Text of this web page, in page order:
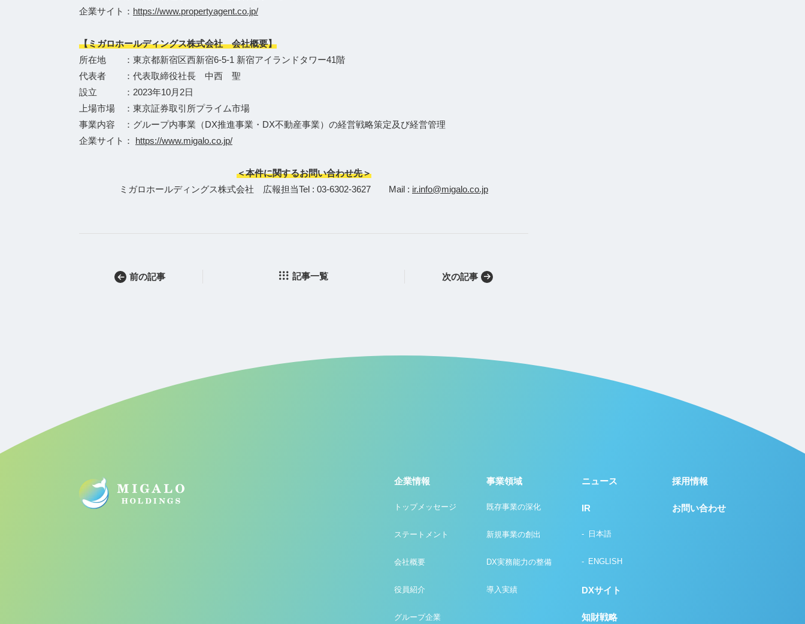
企業サイト： https://www.propertyagent.co.jp/
【ミガロホールディングス株式会社 会社概要】
所在地 ：東京都新宿区西新宿6-5-1 新宿アイランドタワー41階
代表者 ：代表取締役社長 中西 聖
設立 ：2023年10月2日
上場市場 ：東京証券取引所プライム市場
事業内容 ：グループ内事業（DX推進事業・DX不動産事業）の経営戦略策定及び経営管理
企業サイト： https://www.migalo.co.jp/
＜本件に関するお問い合わせ先＞
ミガロホールディングス株式会社 広報担当Tel : 03-6302-3627 Mail : ir.info@migalo.co.jp
前の記事 記事一覧 次の記事
企業情報
トップメッセージ
ステートメント
会社概要
役員紹介
グループ企業
事業領域
既存事業の深化
新規事業の創出
DX実務能力の整備
導入実績
ニュース
IR
日本語
ENGLISH
DXサイト
知財戦略
採用情報
お問い合わせ